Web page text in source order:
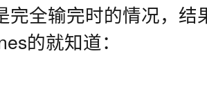
完全输完时的情况，结
的就知道：